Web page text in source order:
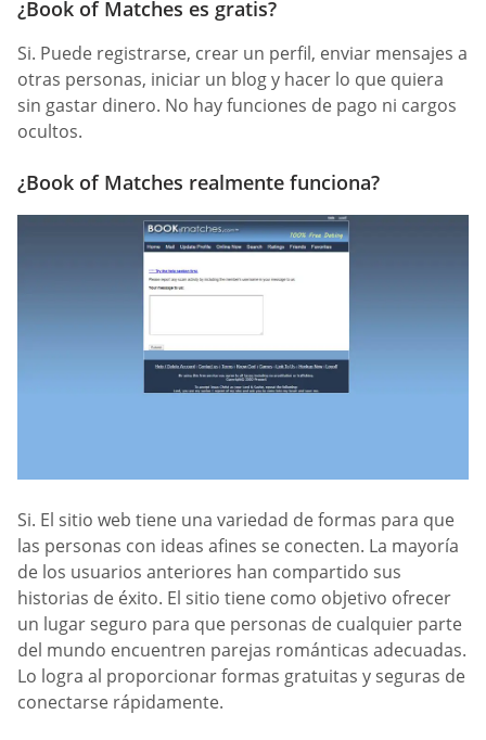
¿Book of Matches es gratis?
Si. Puede registrarse, crear un perfil, enviar mensajes a
otras personas, iniciar un blog y hacer lo que quiera
sin gastar dinero. No hay funciones de pago ni cargos
ocultos.
¿Book of Matches realmente funciona?
Si. El sitio web tiene una variedad de formas para que
las personas con ideas afines se conecten. La mayoría
de los usuarios anteriores han compartido sus
historias de éxito. El sitio tiene como objetivo ofrecer
un lugar seguro para que personas de cualquier parte
del mundo encuentren parejas románticas adecuadas.
Lo logra al proporcionar formas gratuitas y seguras de
conectarse rápidamente.